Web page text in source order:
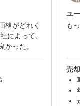
格がどれく
によって、
かった。
ユ
も
売